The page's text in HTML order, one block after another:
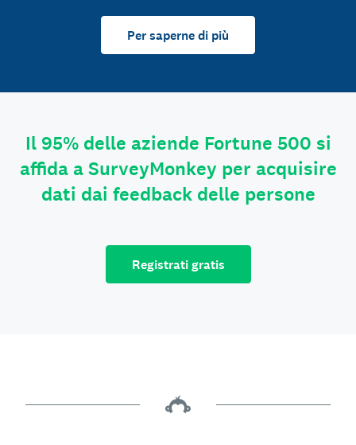
Per saperne di più
Il 95% delle aziende Fortune 500 si
affida a SurveyMonkey per acquisire
dati dai feedback delle persone
Registrati gratis